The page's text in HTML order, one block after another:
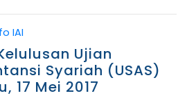
IAI
Ujian
Syariah (USAS)
17 Mei 2017